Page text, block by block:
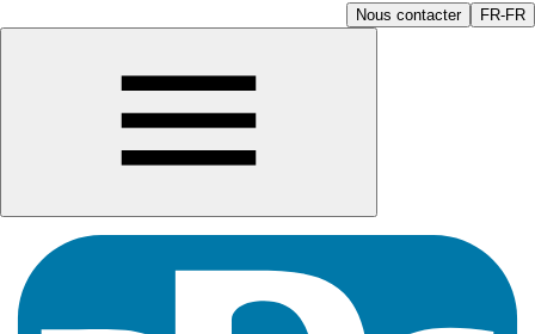
Nous contacter FR-FR